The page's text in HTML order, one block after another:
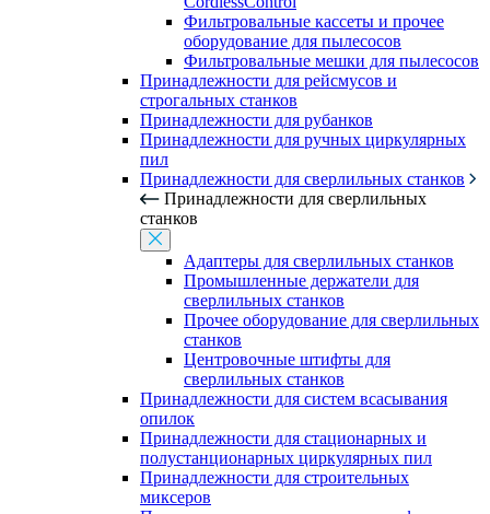
Фильтровальные кассеты и прочее
оборудование для пылесосов
Фильтровальные мешки для пылесосов
Принадлежности для рейсмусов и
строгальных станков
Принадлежности для рубанков
Принадлежности для ручных циркулярных
пил
Принадлежности для сверлильных станков
Принадлежности для сверлильных
станков
Адаптеры для сверлильных станков
Промышленные держатели для
сверлильных станков
Прочее оборудование для сверлильных
станков
Центровочные штифты для
сверлильных станков
Принадлежности для систем всасывания
опилок
Принадлежности для стационарных и
полустанционарных циркулярных пил
Принадлежности для строительных
миксеров